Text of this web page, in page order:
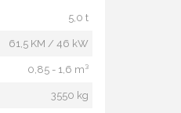
5,0 t
61,5 KM / 46 kW
0,85 - 1,6 m³
3550 kg